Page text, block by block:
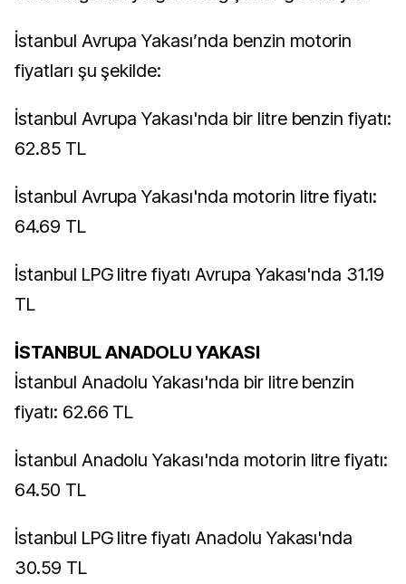
İstanbul Avrupa Yakası’nda benzin motorin
fiyatları şu şekilde:
İstanbul Avrupa Yakası'nda bir litre benzin fiyatı:
62.85 TL
İstanbul Avrupa Yakası'nda motorin litre fiyatı:
64.69 TL
İstanbul LPG litre fiyatı Avrupa Yakası'nda 31.19
TL
İSTANBUL ANADOLU YAKASI
İstanbul Anadolu Yakası'nda bir litre benzin
fiyatı: 62.66 TL
İstanbul Anadolu Yakası'nda motorin litre fiyatı:
64.50 TL
İstanbul LPG litre fiyatı Anadolu Yakası'nda
30.59 TL